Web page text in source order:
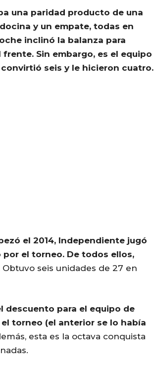
una paridad producto de una
y un empate, todas en
inclinó la balanza para
frente. Sin embargo, es el equipo
seis y le hicieron cuatro.
el 2014, Independiente jugó
el torneo. De todos ellos,
Obtuvo seis unidades de 27 en
descuento para el equipo de
torneo (el anterior se lo había
esta es la octava conquista